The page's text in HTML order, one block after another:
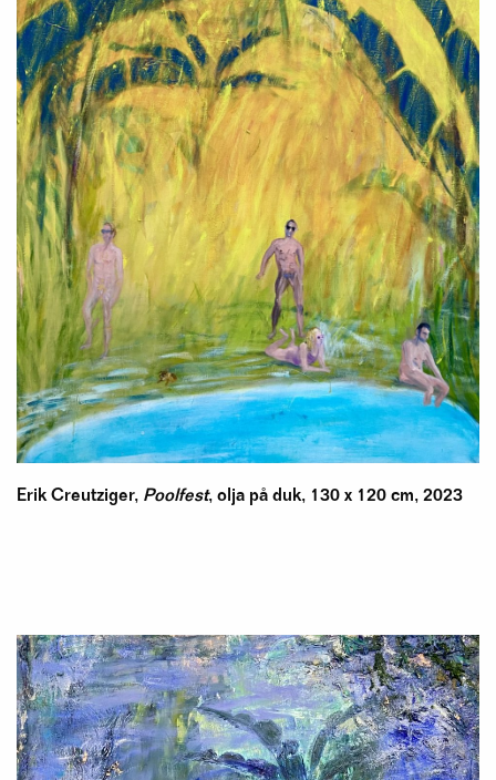
Erik Creutziger, Poolfest, olja på duk, 130 x 120 cm, 2023